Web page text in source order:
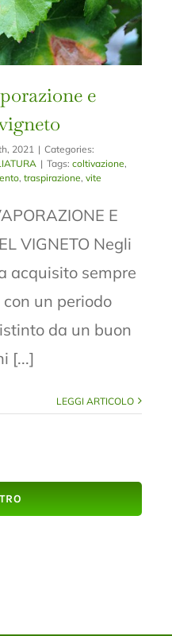
e
2021 | Categories:
| Tags:coltivazione,
,traspirazione,vite
E
VIGNETO Negli
acquisito sempre
un periodo
da un buon
[...]
LEGGI ARTICOLO